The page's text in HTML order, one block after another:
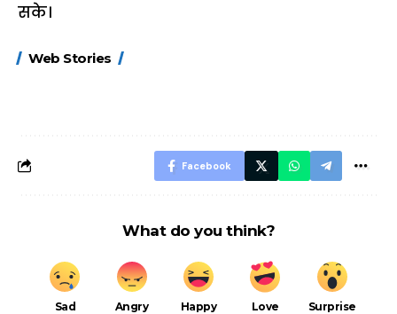
सके।
Web Stories
FASTag के ये नए
Facebook
What do you think?
Sad Angry Happy Love Surprise